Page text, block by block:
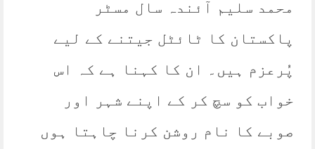
محمد سلیم آئندہ سال مسٹر
پاکستان کا ٹائٹل جیتنے کے لیے
پُرعزم ہیں۔ ان کا کہنا ہے کہ اس
خواب کو سچ کر کے اپنے شہر اور
صوبے کا نام روشن کرنا چاہتا ہوں